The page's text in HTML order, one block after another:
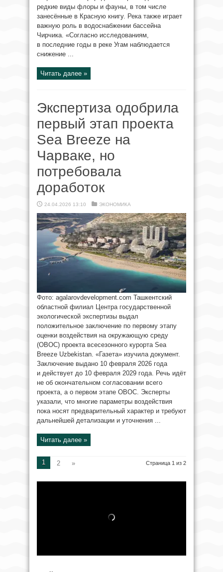
редкие виды флоры и фауны, в том числе
занесённые в Красную книгу. Река также играет
важную роль в водоснабжении бассейна
Чирчика. «Согласно исследованиям,
в последние годы в реке Угам наблюдается
снижение ...
Читать далее »
Экспертиза одобрила
первый этап проекта
Sea Breeze на
Чарваке, но
потребовала
доработок
24.04.2026 13:10 ЭКОНОМИКА
Фото: agalarovdevelopment.com Ташкентский
областной филиал Центра государственной
экологической экспертизы выдал
положительное заключение по первому этапу
оценки воздействия на окружающую среду
(ОВОС) проекта всесезонного курорта Sea
Breeze Uzbekistan. «Газета» изучила документ.
Заключение выдано 10 февраля 2026 года
и действует до 10 февраля 2029 года. Речь идёт
не об окончательном согласовании всего
проекта, а о первом этапе ОВОС. Эксперты
указали, что многие параметры воздействия
пока носят предварительный характер и требуют
дальнейшей детализации и уточнения ...
Читать далее »
Страница 1 из 2
1 2 »